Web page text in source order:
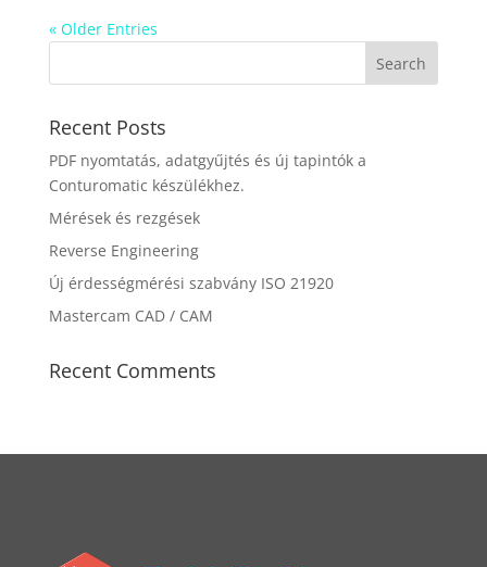
« Older Entries
Recent Posts
PDF nyomtatás, adatgyűjtés és új tapintók a
Conturomatic készülékhez.
Mérések és rezgések
Reverse Engineering
Új érdességmérési szabvány ISO 21920
Mastercam CAD / CAM
Recent Comments